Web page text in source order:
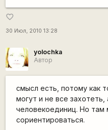
favorite_border
30 Июл, 2010 13:28
yolochka
Автор
смысл есть, потому как
могут и не все
человекоединиц. Но там
сориентироваться.